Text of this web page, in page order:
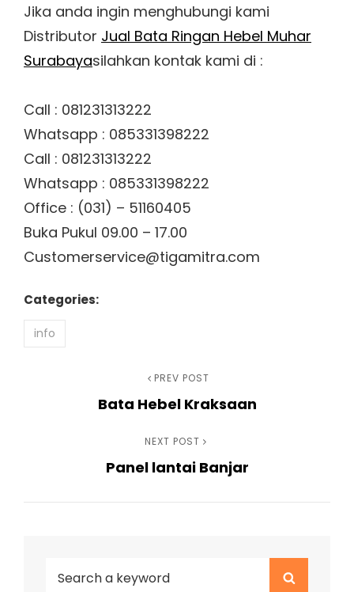
Jika anda ingin menghubungi kami
Distributor Jual Bata Ringan Hebel Muhar
Surabayasilahkan kontak kami di :
Call : 081231313222
Whatsapp : 085331398222
Call : 081231313222
Whatsapp : 085331398222
Office : (031) – 51160405
Buka Pukul 09.00 – 17.00
Customerservice@tigamitra.com
Categories:
info
PREV POST
Bata Hebel Kraksaan
NEXT POST
Panel lantai Banjar